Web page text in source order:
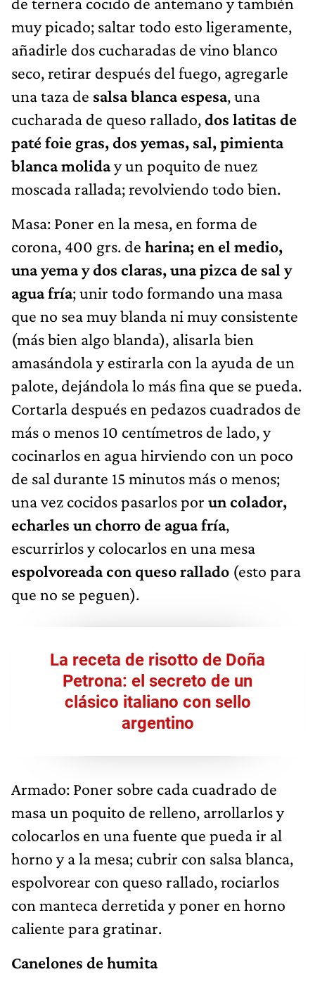
muy picado; saltar todo esto ligeramente,
añadirle dos cucharadas de vino blanco
seco, retirar después del fuego, agregarle
una taza de salsa blanca espesa, una
cucharada de queso rallado,dos latitas de
paté foie gras, dos yemas, sal, pimienta
blanca moliday un poquito de nuez
moscada rallada; revolviendo todo bien.
Masa: Poner en la mesa, en forma de
corona, 400 grs. de harina; en el medio,
una yema y dos claras, una pizca de sal y
agua fría; unir todo formando una masa
que no sea muy blanda ni muy consistente
(más bien algo blanda), alisarla bien
amasándola y estirarla con la ayuda de un
palote, dejándola lo más fina que se pueda.
Cortarla después en pedazos cuadrados de
más o menos 10 centímetros de lado, y
cocinarlos en agua hirviendo con un poco
de sal durante 15 minutos más o menos;
una vez cocidos pasarlos por un colador,
echarles un chorro de agua fría,
escurrirlos y colocarlos en una mesa
espolvoreada con queso rallado (esto para
que no se peguen).
La receta de risotto de Doña
Petrona: el secreto de un
clásico italiano con sello
argentino
Armado: Poner sobre cada cuadrado de
masa un poquito de relleno, arrollarlos y
colocarlos en una fuente que pueda ir al
horno y a la mesa; cubrir con salsa blanca,
espolvorear con queso rallado, rociarlos
con manteca derretida y poner en horno
caliente para gratinar.
Canelones de humita